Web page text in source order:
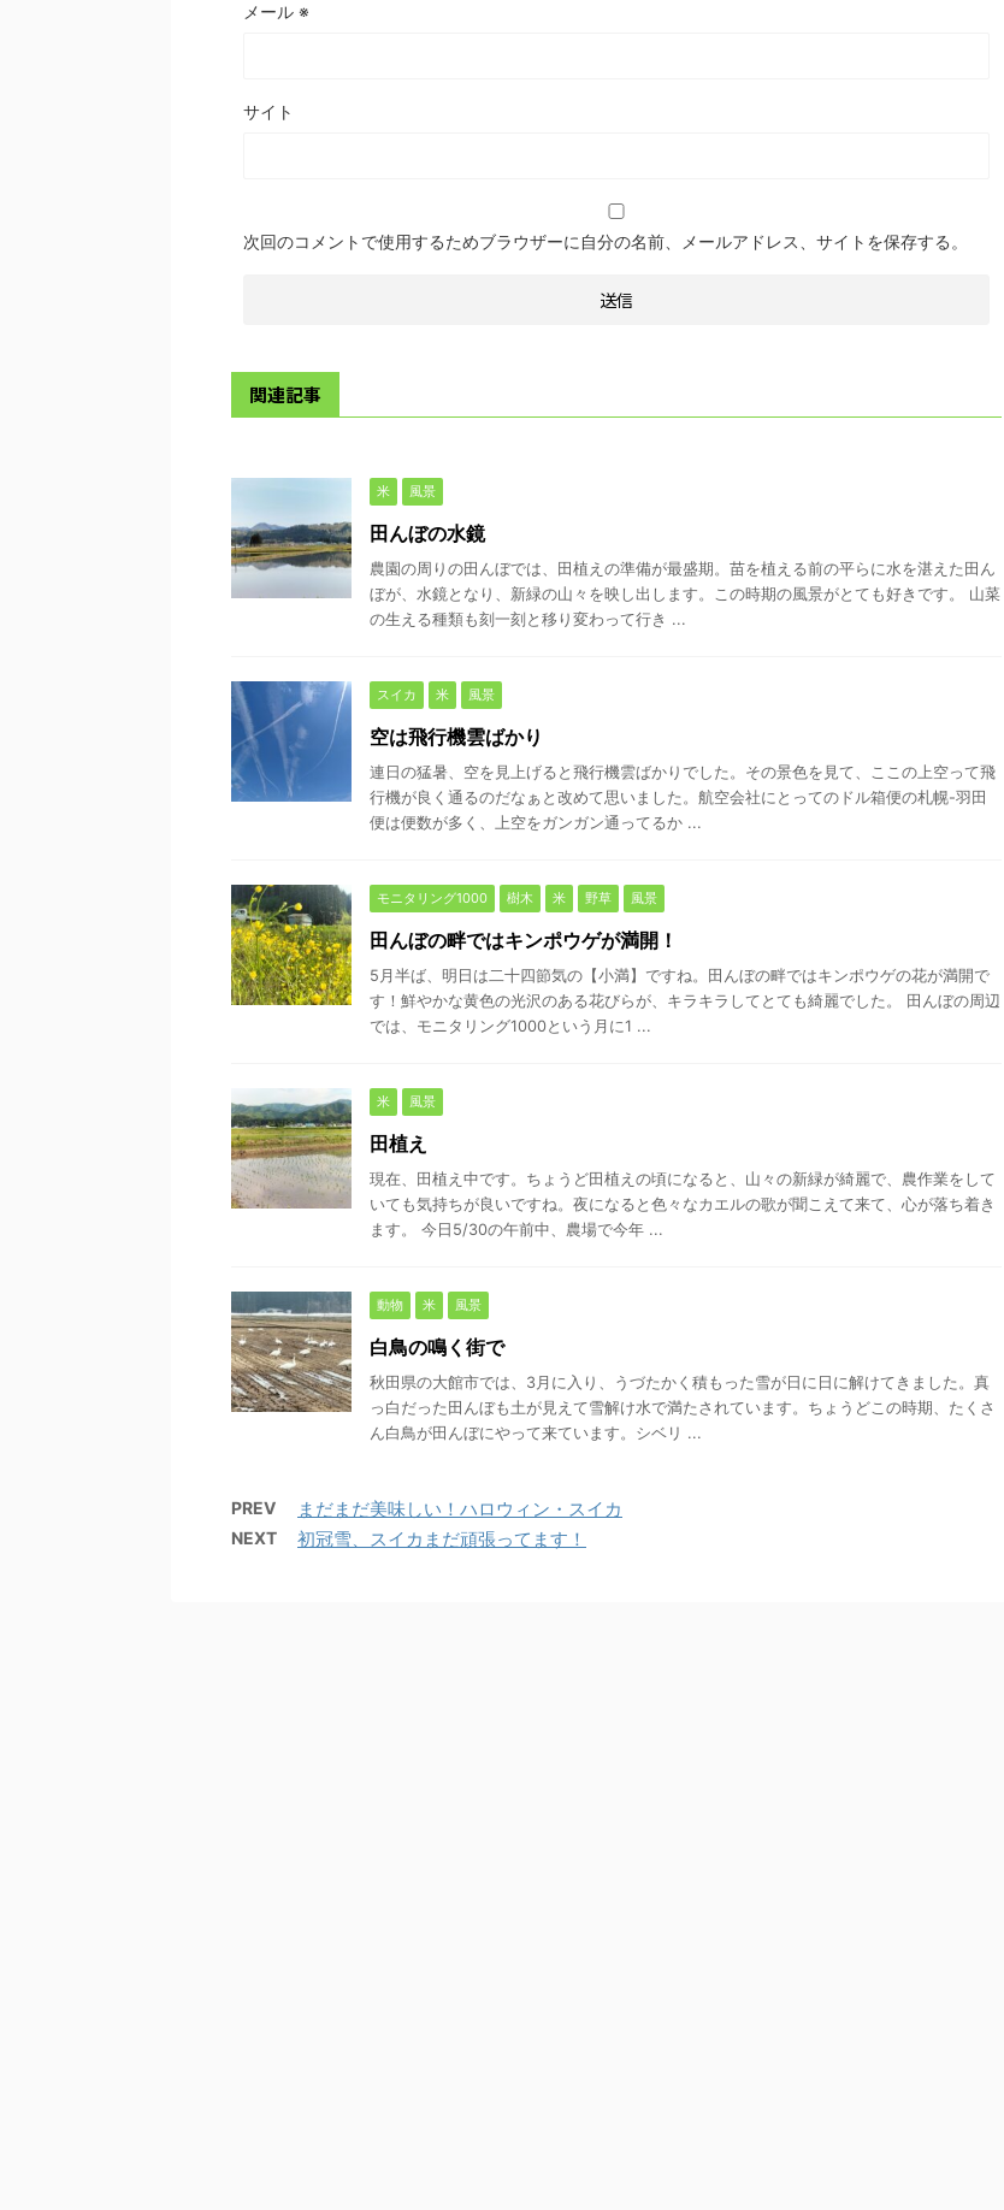
メール ※
サイト
次回のコメントで使用するためブラウザーに自分の名前、メールアドレス、サイトを保存する。
関連記事
米 風景
田んぼの水鏡
農園の周りの田んぼでは、田植えの準備が最盛期。苗を植える前の平らに水を湛えた田ん
ぼが、水鏡となり、新緑の山々を映し出します。この時期の風景がとても好きです。 山菜
の生える種類も刻一刻と移り変わって行き ...
スイカ 米 風景
空は飛行機雲ばかり
連日の猛暑、空を見上げると飛行機雲ばかりでした。その景色を見て、ここの上空って飛
行機が良く通るのだなぁと改めて思いました。航空会社にとってのドル箱便の札幌-羽田
便は便数が多く、上空をガンガン通ってるか ...
モニタリング1000 樹木 米 野草 風景
田んぼの畔ではキンポウゲが満開！
5月半ば、明日は二十四節気の【小満】ですね。田んぼの畔ではキンポウゲの花が満開で
す！鮮やかな黄色の光沢のある花びらが、キラキラしてとても綺麗でした。 田んぼの周辺
では、モニタリング1000という月に1 ...
米 風景
田植え
現在、田植え中です。ちょうど田植えの頃になると、山々の新緑が綺麗で、農作業をして
いても気持ちが良いですね。夜になると色々なカエルの歌が聞こえて来て、心が落ち着き
ます。 今日5/30の午前中、農場で今年 ...
動物 米 風景
白鳥の鳴く街で
秋田県の大館市では、3月に入り、うづたかく積もった雪が日に日に解けてきました。真
っ白だった田んぼも土が見えて雪解け水で満たされています。ちょうどこの時期、たくさ
ん白鳥が田んぼにやって来ています。シベリ ...
PREV まだまだ美味しい！ハロウィン・スイカ
NEXT 初冠雪、スイカまだ頑張ってます！